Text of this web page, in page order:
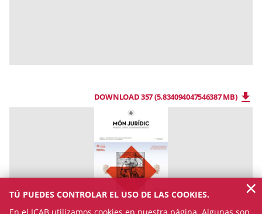
DOWNLOAD 357 (5.834094047546387 MB)
TÚ PUEDES CONTROLAR EL USO DE LAS COOKIES.
×